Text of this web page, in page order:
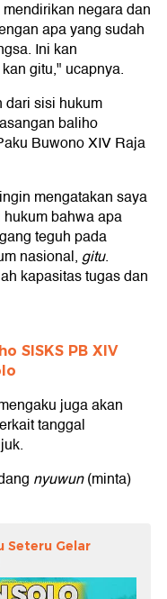
negara dan
apa yang sudah
Ini kan
gitu," ucapnya.
dari sisi hukum
baliho
Buwono XIV Raja
mengatakan saya
bahwa apa
teguh pada
nasional,gitu.
kapasitas tugas dan
SISKS PB XIV
juga akan
tanggal
nyuwun(minta)
Seteru Gelar